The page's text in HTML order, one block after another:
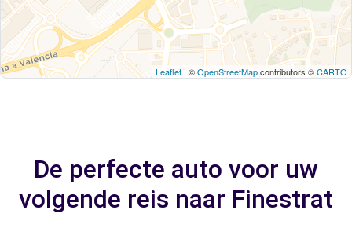
Leaflet | ©OpenStreetMapcontributors ©CARTO
De perfecte auto voor uw
volgende reis naar Finestrat